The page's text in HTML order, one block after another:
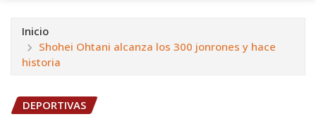
Inicio
Shohei Ohtani alcanza los 300 jonrones y hace
historia
DEPORTIVAS